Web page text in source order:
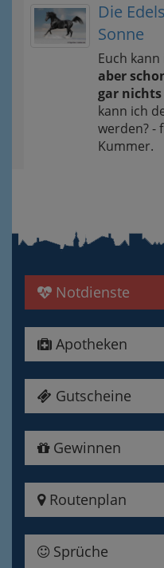
Die
Sonne
Euch kann
aber
gar
kann ich
werden? -
Kummer.
Notdienste
Apotheken
Gutscheine
Gewinnen
Routenplan
Sprüche